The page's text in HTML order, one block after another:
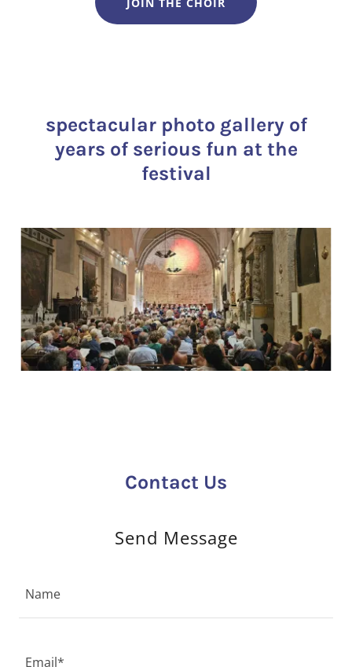
spectacular photo gallery of
years of serious fun at the
festival
Contact Us
Send Message
Name
Email*